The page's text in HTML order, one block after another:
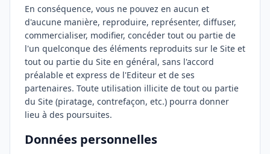
En conséquence, vous ne pouvez en aucun et
d'aucune manière, reproduire, représenter, diffuser,
commercialiser, modifier, concéder tout ou partie de
l'un quelconque des éléments reproduits sur le Site et
tout ou partie du Site en général, sans l'accord
préalable et express de l'Editeur et de ses
partenaires. Toute utilisation illicite de tout ou partie
du Site (piratage, contrefaçon, etc.) pourra donner
lieu à des poursuites.
Données personnelles